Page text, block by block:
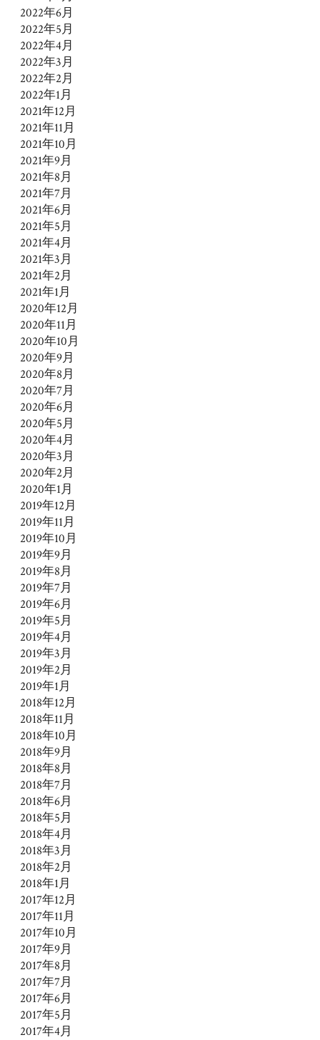
2022年6月
2022年5月
2022年4月
2022年3月
2022年2月
2022年1月
2021年12月
2021年11月
2021年10月
2021年9月
2021年8月
2021年7月
2021年6月
2021年5月
2021年4月
2021年3月
2021年2月
2021年1月
2020年12月
2020年11月
2020年10月
2020年9月
2020年8月
2020年7月
2020年6月
2020年5月
2020年4月
2020年3月
2020年2月
2020年1月
2019年12月
2019年11月
2019年10月
2019年9月
2019年8月
2019年7月
2019年6月
2019年5月
2019年4月
2019年3月
2019年2月
2019年1月
2018年12月
2018年11月
2018年10月
2018年9月
2018年8月
2018年7月
2018年6月
2018年5月
2018年4月
2018年3月
2018年2月
2018年1月
2017年12月
2017年11月
2017年10月
2017年9月
2017年8月
2017年7月
2017年6月
2017年5月
2017年4月